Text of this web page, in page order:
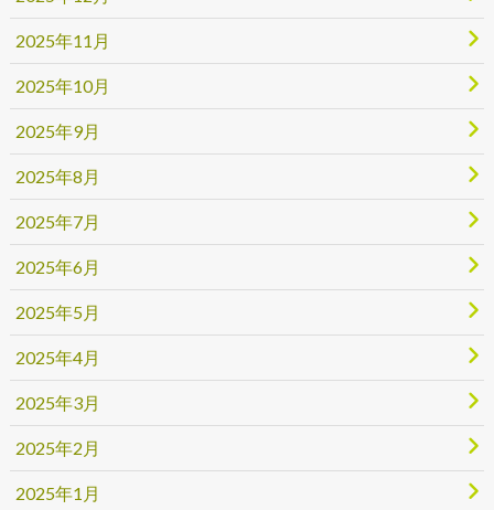
2025年11月
2025年10月
2025年9月
2025年8月
2025年7月
2025年6月
2025年5月
2025年4月
2025年3月
2025年2月
2025年1月